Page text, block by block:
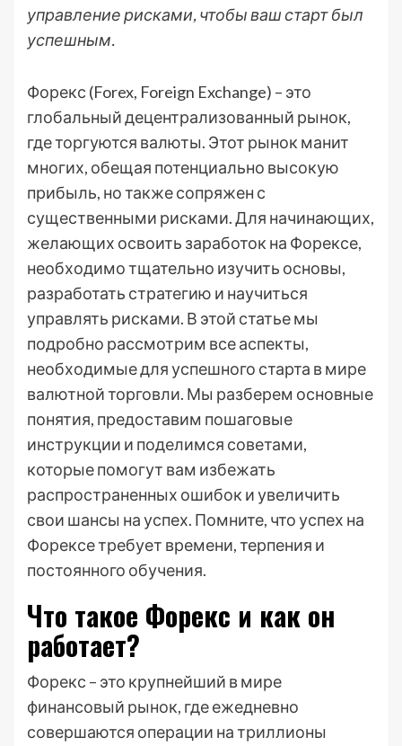
управление рисками, чтобы ваш старт был
успешным.
Форекс (Forex, Foreign Exchange) – это
глобальный децентрализованный рынок,
где торгуются валюты. Этот рынок манит
многих, обещая потенциально высокую
прибыль, но также сопряжен с
существенными рисками. Для начинающих,
желающих освоить заработок на Форексе,
необходимо тщательно изучить основы,
разработать стратегию и научиться
управлять рисками. В этой статье мы
подробно рассмотрим все аспекты,
необходимые для успешного старта в мире
валютной торговли. Мы разберем основные
понятия, предоставим пошаговые
инструкции и поделимся советами,
которые помогут вам избежать
распространенных ошибок и увеличить
свои шансы на успех. Помните, что успех на
Форексе требует времени, терпения и
постоянного обучения.
Что такое Форекс и как он
работает?
Форекс – это крупнейший в мире
финансовый рынок, где ежедневно
совершаются операции на триллионы